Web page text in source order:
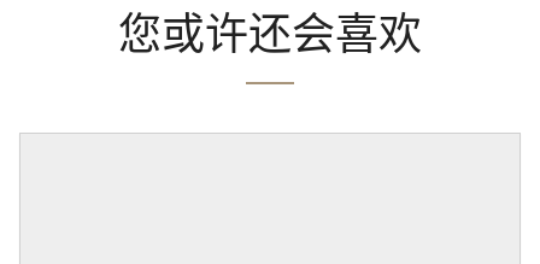
您或许还会喜欢